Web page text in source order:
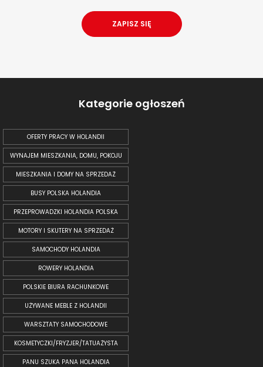
Kategorie ogłoszeń
OFERTY PRACY W HOLANDII
WYNAJEM MIESZKANIA, DOMU, POKOJU
MIESZKANIA I DOMY NA SPRZEDAŻ
BUSY POLSKA HOLANDIA
PRZEPROWADZKI HOLANDIA POLSKA
MOTORY I SKUTERY NA SPRZEDAŻ
SAMOCHODY HOLANDIA
ROWERY HOLANDIA
POLSKIE BIURA RACHUNKOWE
UŻYWANE MEBLE Z HOLANDII
WARSZTATY SAMOCHODOWE
KOSMETYCZKI/FRYZJER/TATUAŻYSTA
PANU SZUKA PANA HOLANDIA